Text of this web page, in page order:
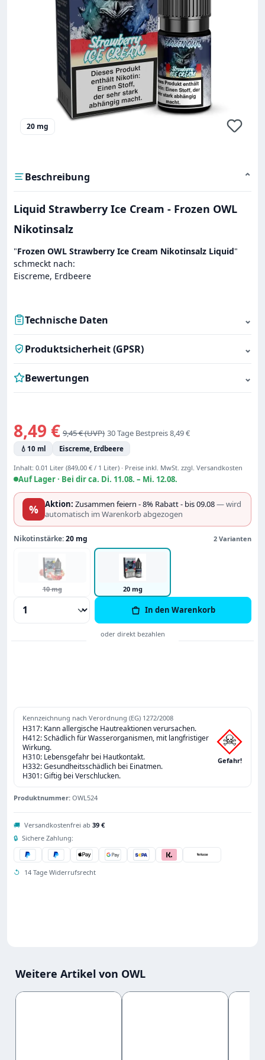
20 mg
Beschreibung ⌄
Liquid Strawberry Ice Cream - Frozen OWL
Nikotinsalz
"Frozen OWL Strawberry Ice Cream Nikotinsalz Liquid"
schmeckt nach:
Eiscreme, Erdbeere
Technische Daten ⌄
Produktsicherheit (GPSR) ⌄
Bewertungen ⌄
Verkaufspreis:
8,49 € Regulärer Preis:
9,45 € 30 Tage Bestpreis 8,49 €
💧 10 ml Eiscreme, Erdbeere
Inhalt: 0.01 Liter (849,00 € / 1 Liter) · Preise inkl. MwSt. zzgl. Versandkosten
Auf Lager · Bei dir ca. Di. 11.08. – Mi. 12.08.
% Aktion: Zusammen feiern - 8% Rabatt - bis 09.08— wird
automatisch im Warenkorb abgezogen
Nikotinstärke:20 mg 2 Varianten
10 mg 20 mg
Produkt Anzahl: Gib den gewünschten
In den Warenkorb
Kennzeichnung nach Verordnung (EG) 1272/2008
H317: Kann allergische Hautreaktionen verursachen.
H412: Schädlich für Wasserorganismen, mit langfristiger
Wirkung.
H310: Lebensgefahr bei Hautkontakt.
H332: Gesundheitsschädlich bei Einatmen.
H301: Giftig bei Verschlucken.
Gefahr!
Produktnummer: OWL524
🚚 Versandkostenfrei ab 39 €
🔒 Sichere Zahlung:
↺ 14 Tage Widerrufsrecht
Weitere Artikel von OWL
Produktgalerie überspringen